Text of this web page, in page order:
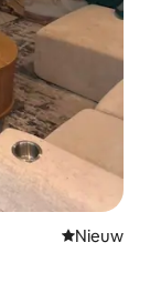
Nieuwe
Nieuw